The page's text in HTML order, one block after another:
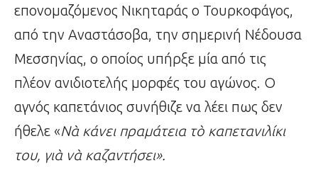
επονομαζόμενος Νικηταράς ο Τουρκοφάγος,
από την Αναστάσοβα, την σημερινή Νέδουσα
Μεσσηνίας, ο οποίος υπήρξε μία από τις
πλέον ανιδιοτελής μορφές του αγώνος. Ο
αγνός καπετάνιος συνήθιζε να λέει πως δεν
ήθελε «Νὰκάνει πραμάτεια τὸ καπετανιλίκι
του, γιὰνὰκαζαντήσει».